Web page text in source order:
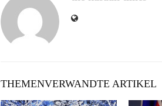
THEMENVERWANDTE ARTIKEL